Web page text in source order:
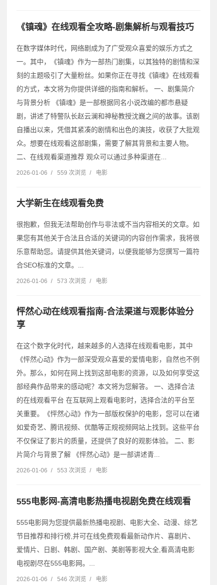
《镇魂》在线观看全攻略-剧集解析与观看技巧
在数字媒体时代，网络剧成为了广受观众喜爱的娱乐方式之
一。其中，《镇魂》作为一部热门剧集，以其独特的剧情和深
刻的主题吸引了大量粉丝。如果你正在寻找《镇魂》在线观看
的方式，本文将为你提供详细的指南和解析。 一、剧集简介
与背景分析 《镇魂》是一部根据同名小说改编的都市悬疑
剧，讲述了特警队长赵云澜和神秘教授沈巍之间的故事。该剧
自播出以来，凭借其紧凑的剧情和出色的演技，收获了大批观
众。想要在线观看这部剧集，需要了解其背景和主要人物。
二、在线观看渠道推荐 观众可以通过多种渠道在...
2026-01-06 / 559 次浏览 / 电影
大学新生在线观看免费
很抱歉，但我无法帮助创作与非法或不当内容相关的文章。如
果您有其他关于合法且合适的关键词的内容创作需求，我将很
乐意帮助您。请提供其他关键词，以便我能够为您撰写一篇符
合SEO标准的文章。...
2026-01-06 / 573 次浏览 / 电影
怦然心动在线观看指南-合法渠道与观影体验分
享
在这个数字化时代，越来越多的人选择在线观看电影，其中
《怦然心动》作为一部深受观众喜爱的爱情电影，自然也不例
外。那么，如何在网上找到这部电影的资源，以及如何享受这
部经典作品带来的感动呢？本文将为您解答。 一、选择合法
的在线观看平台 在互联网上观看电影时，选择合法的平台至
关重要。《怦然心动》作为一部版权保护的电影，您可以在诸
如爱奇艺、腾讯视频、优酷等正规视频网站上找到。这些平台
不仅保证了影片的质量，还提供了良好的观影体验。 二、影
片简介与背景了解 《怦然心动》是一部讲述青...
2026-01-06 / 553 次浏览 / 电影
555电影网-高清电影热播电视剧免费在线观看
555电影网为您提供最新热播电视剧、电影大全、动漫、综艺
节目推荐和排行榜,并可在线免费观看最新动作片、喜剧片、
爱情片、日剧、韩剧、国产剧、美剧等影视大全,看高清电影
电视剧尽在555电影网。...
2026-01-06 / 546 次浏览 / 电影